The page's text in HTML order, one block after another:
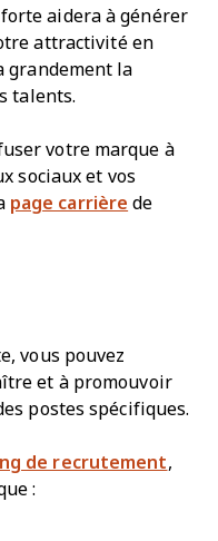
aidera à générer
attractivité en
grandement la
talents.
votre marque à
sociaux et vos
page carrière de
vous pouvez
et à promouvoir
postes spécifiques.
de recrutement,
: